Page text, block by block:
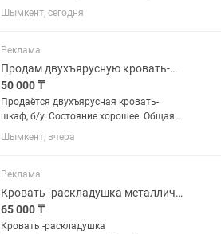
-200 Основание кроватей железное , по
бокам вставки бежевого цвета.
Матрасы новые . Самовывоз.
Шымкент, сегодня
Реклама
Продам двухъярусную кровать-шкаф
50 000 ₸
Продаётся двухъярусная кровать-
шкаф, б/у. Состояние хорошее. Общая
длина 3 метра, ширина метр. В
комплекте идут два матраса, для двух
спального места...
Шымкент, вчера
Реклама
Кровать -раскладушка металлическая
65 000 ₸
Кровать -раскладушка